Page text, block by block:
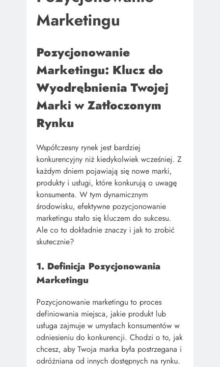
Marketingu
Pozycjonowanie
Marketingu: Klucz do
Wyodrębnienia Twojej
Marki w Zatłoczonym
Rynku
Współczesny rynek jest bardziej
konkurencyjny niż kiedykolwiek wcześniej. Z
każdym dniem pojawiają się nowe marki,
produkty i usługi, które konkurują o uwagę
konsumenta. W tym dynamicznym
środowisku, efektywne pozycjonowanie
marketingu stało się kluczem do sukcesu.
Ale co to dokładnie znaczy i jak to zrobić
skutecznie?
1. Definicja Pozycjonowania
Marketingu
Pozycjonowanie marketingu to proces
definiowania miejsca, jakie produkt lub
usługa zajmuje w umysłach konsumentów w
odniesieniu do konkurencji. Chodzi o to, jak
chcesz, aby Twoja marka była postrzegana i
odróżniana od innych dostępnych na rynku.